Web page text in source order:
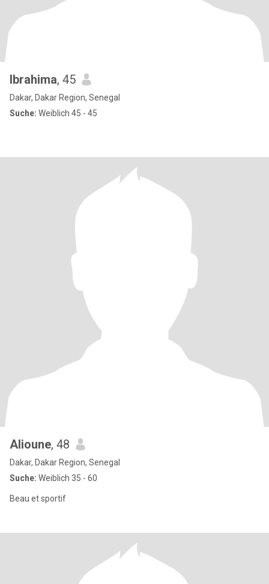
Ibrahima, 45
Dakar, Dakar Region, Senegal
Suche: Weiblich 45 - 45
Alioune, 48
Dakar, Dakar Region, Senegal
Suche: Weiblich 35 - 60
Beau et sportif